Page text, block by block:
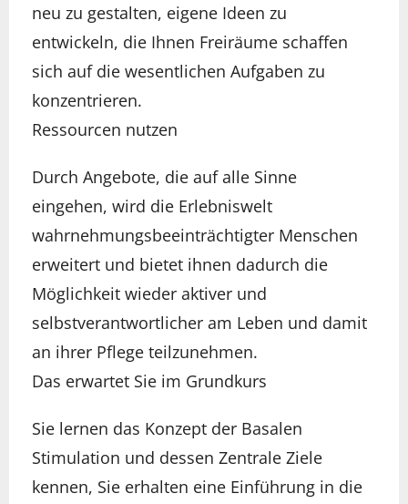
neu zu gestalten, eigene Ideen zu
entwickeln, die Ihnen Freiräume schaffen
sich auf die wesentlichen Aufgaben zu
konzentrieren.
Ressourcen nutzen
Durch Angebote, die auf alle Sinne
eingehen, wird die Erlebniswelt
wahrnehmungsbeeinträchtigter Menschen
erweitert und bietet ihnen dadurch die
Möglichkeit wieder aktiver und
selbstverantwortlicher am Leben und damit
an ihrer Pflege teilzunehmen.
Das erwartet Sie im Grundkurs
Sie lernen das Konzept der Basalen
Stimulation und dessen Zentrale Ziele
kennen, Sie erhalten eine Einführung in die